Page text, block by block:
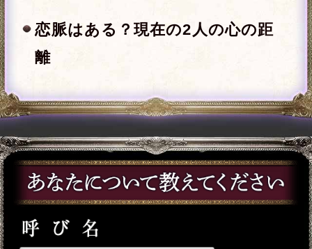
※全角15文字以内、省略可
年 月 日
※必須
あの人の性別は、あなたと逆の性別が
自動的に設定されます。